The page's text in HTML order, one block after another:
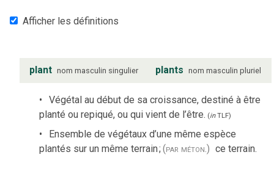
Afficher les définitions
plant nom masculin singulier plants nom masculin pluriel
Végétal au début de sa croissance, destiné à être
planté ou repiqué, ou qui vient de l’être. (inTLF)
Ensemble de végétaux d’une même espèce
plantés sur un même terrain;(par méton.) ce terrain.